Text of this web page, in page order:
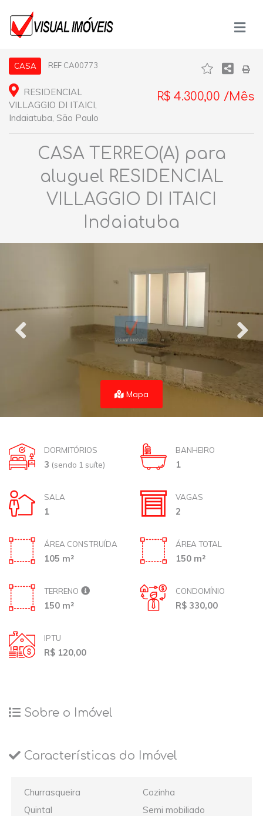
CASA REF CA00773
RESIDENCIAL
VILLAGGIO DI ITAICI,
Indaiatuba, São Paulo
R$ 4.300,00 /Mês
CASA TERREO(A) para
aluguel RESIDENCIAL
VILLAGGIO DI ITAICI
Indaiatuba
Mapa
DORMITÓRIOS
3 (sendo 1 suíte)
BANHEIRO
1
SALA
1
VAGAS
2
ÁREA CONSTRUÍDA
105 m²
ÁREA TOTAL
150 m²
TERRENO
150 m²
CONDOMÍNIO
R$ 330,00
IPTU
R$ 120,00
Sobre o Imóvel
Características do Imóvel
Churrasqueira
Cozinha
Quintal
Semi mobiliado